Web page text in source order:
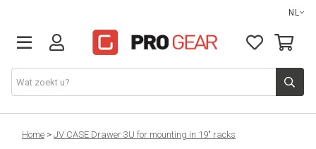
NL
DJ gear
Home > JV CASE Drawer 3U for mounting in 19" racks